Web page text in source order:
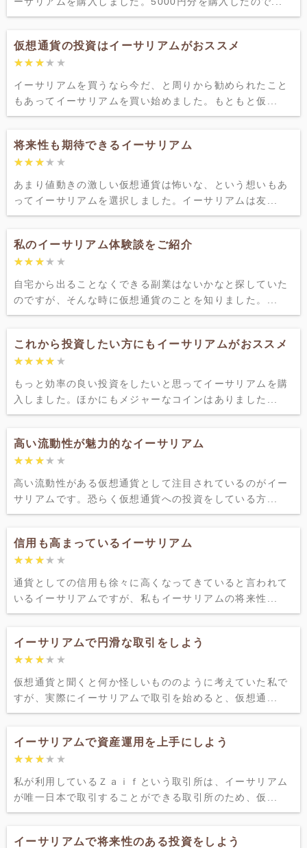
仮想通貨の投資はイーサリアムがおススメ
★★★★★
★★★★★
イーサリアムを買うなら今だ、と周りから勧められたこと
もあってイーサリアムを買い始めました。もともと仮...
将来性も期待できるイーサリアム
★★★★★
★★★★★
あまり値動きの激しい仮想通貨は怖いな、という想いもあ
ってイーサリアムを選択しました。イーサリアムは友...
私のイーサリアム体験談をご紹介
★★★★★
★★★★★
自宅から出ることなくできる副業はないかなと探していた
のですが、そんな時に仮想通貨のことを知りました。...
これから投資したい方にもイーサリアムがおススメ
★★★★★
★★★★★
もっと効率の良い投資をしたいと思ってイーサリアムを購
入しました。ほかにもメジャーなコインはありました...
高い流動性が魅力的なイーサリアム
★★★★★
★★★★★
高い流動性がある仮想通貨として注目されているのがイー
サリアムです。恐らく仮想通貨への投資をしている方...
信用も高まっているイーサリアム
★★★★★
★★★★★
通貨としての信用も徐々に高くなってきていると言われて
いるイーサリアムですが、私もイーサリアムの将来性...
イーサリアムで円滑な取引をしよう
★★★★★
★★★★★
仮想通貨と聞くと何か怪しいもののように考えていた私で
すが、実際にイーサリアムで取引を始めると、仮想通...
イーサリアムで資産運用を上手にしよう
★★★★★
★★★★★
私が利用しているＺａｉｆという取引所は、イーサリアム
が唯一日本で取引することができる取引所のため、仮...
イーサリアムで将来性のある投資をしよう